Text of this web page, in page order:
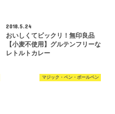
2018.5.24
おいしくてビックリ！無印良品
【小麦不使用】グルテンフリーな
レトルトカレー
マジック・ペン・ボールペン